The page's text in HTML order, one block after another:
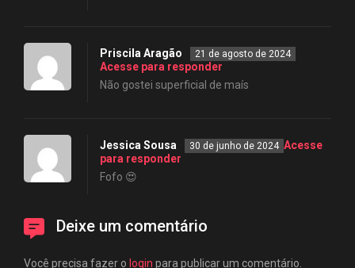
Priscila Aragão 21 de agosto de 2024
Acesse para responder
Não gostei superficial de maís
Jessica Sousa 30 de junho de 2024 Acesse
para responder
Fofo 😍
Deixe um comentário
Você precisa fazer o login para publicar um comentário.